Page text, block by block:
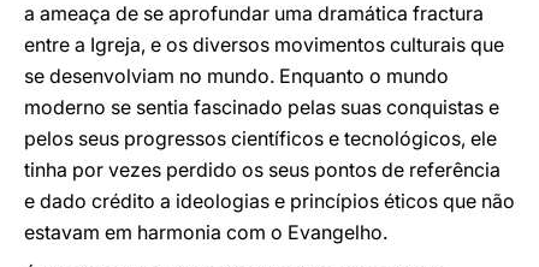
a ameaça de se aprofundar uma dramática fractura
entre a Igreja, e os diversos movimentos culturais que
se desenvolviam no mundo. Enquanto o mundo
moderno se sentia fascinado pelas suas conquistas e
pelos seus progressos científicos e tecnológicos, ele
tinha por vezes perdido os seus pontos de referência
e dado crédito a ideologias e princípios éticos que não
estavam em harmonia com o Evangelho.